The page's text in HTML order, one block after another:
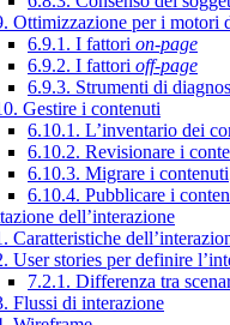
Ottimizzazione per i motori
6.9.1. I fattori on-page
6.9.2. I fattori off-page
6.9.3. Strumenti di
Gestire i contenuti
6.10.1. L’inventario dei
6.10.2. Revisionare i
6.10.3. Migrare i contenuti
6.10.4. Pubblicare i
dell’interazione
Caratteristiche
User stories per definire
7.2.1. Differenza tra
Flussi di interazione